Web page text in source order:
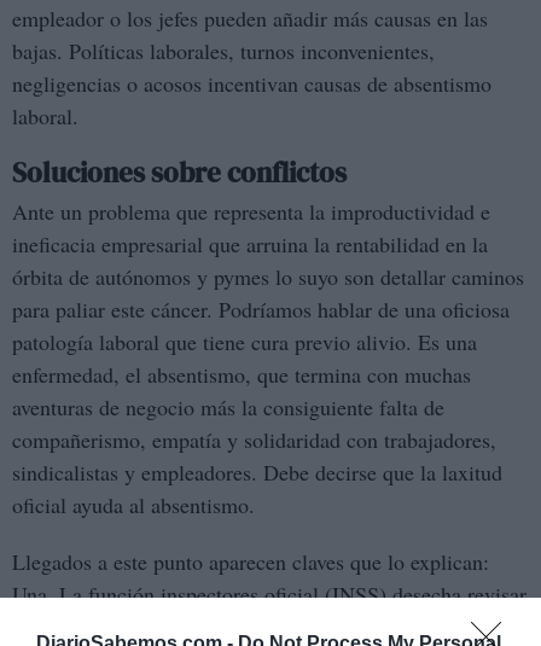
empleador o los jefes pueden añadir más causas en las
bajas. Políticas laborales, turnos inconvenientes,
negligencias o acosos incentivan causas de absentismo
laboral.
Soluciones sobre conflictos
Ante un problema que representa la improductividad e
ineficacia empresarial que arruina la rentabilidad en la
órbita de autónomos y pymes lo suyo son detallar caminos
para paliar este cáncer. Podríamos hablar de una oficiosa
patología laboral que tiene cura previo alivio. Es una
enfermedad, el absentismo, que termina con muchas
aventuras de negocio más la consiguiente falta de
compañerismo, empatía y solidaridad con trabajadores,
sindicalistas y empleadores. Debe decirse que la laxitud
oficial ayuda al absentismo.
Llegados a este punto aparecen claves que lo explican:
Una. La función inspectores oficial (INSS) desecha revisar
las bajas con reflejos y en plazos razonables desde el